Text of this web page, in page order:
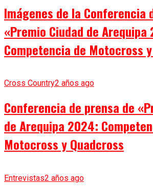
Imágenes de la Conferencia
«Premio Ciudad de Arequipa
Competencia de Motocross
Cross Country2 años ago
Conferencia de prensa de
de Arequipa 2024:
Motocross y Quadcross
Entrevistas2 años ago